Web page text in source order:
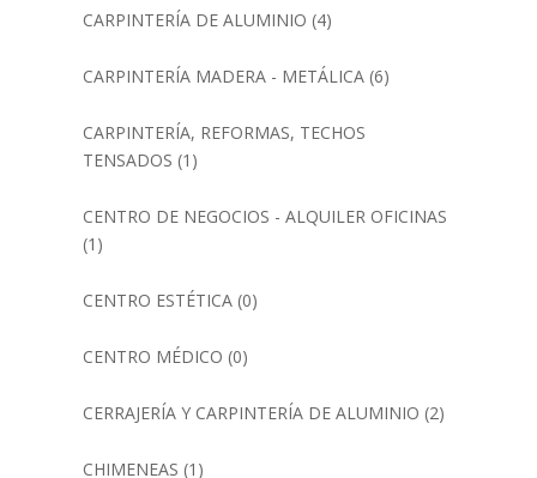
CARPINTERÍA DE ALUMINIO (4)
CARPINTERÍA MADERA - METÁLICA(6)
CARPINTERÍA, REFORMAS, TECHOS
TENSADOS (1)
CENTRO DE NEGOCIOS - ALQUILER OFICINAS
(1)
CENTRO ESTÉTICA(0)
CENTRO MÉDICO (0)
CERRAJERÍA Y CARPINTERÍA DE ALUMINIO (2)
CHIMENEAS (1)